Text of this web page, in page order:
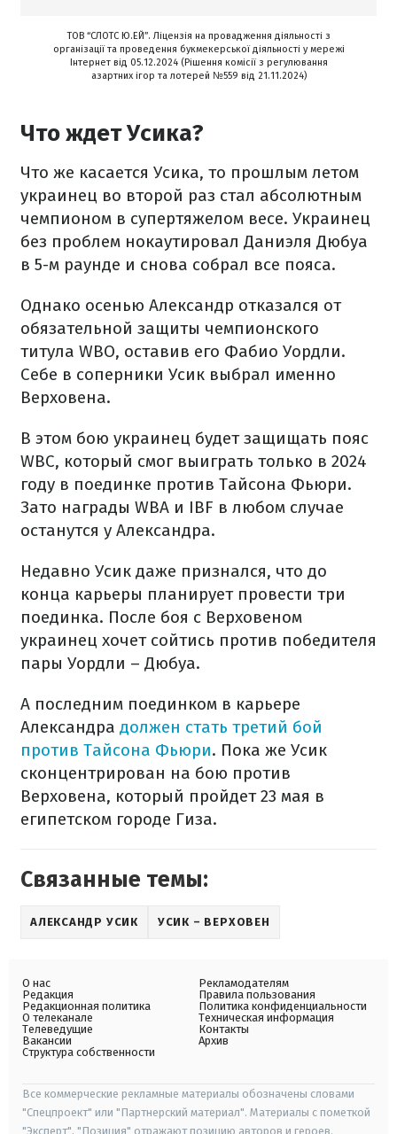
ТОВ “СЛОТС Ю.ЕЙ”. Ліцензія на провадження діяльності з
організації та проведення букмекерської діяльності у мережі
Інтернет від 05.12.2024 (Рішення комісії з регулювання
азартних ігор та лотерей №559 від 21.11.2024)
Что ждет Усика?
Что же касается Усика, то прошлым летом
украинец во второй раз стал абсолютным
чемпионом в супертяжелом весе. Украинец
без проблем нокаутировал Даниэля Дюбуа
в 5-м раунде и снова собрал все пояса.
Однако осенью Александр отказался от
обязательной защиты чемпионского
титула WBO, оставив его Фабио Уордли.
Себе в соперники Усик выбрал именно
Верховена.
В этом бою украинец будет защищать пояс
WBC, который смог выиграть только в 2024
году в поединке против Тайсона Фьюри.
Зато награды WBA и IBF в любом случае
останутся у Александра.
Недавно Усик даже признался, что до
конца карьеры планирует провести три
поединка. После боя с Верховеном
украинец хочет сойтись против победителя
пары Уордли – Дюбуа.
А последним поединком в карьере
Александра должен стать третий бой
против Тайсона Фьюри. Пока же Усик
сконцентрирован на бою против
Верховена, который пройдет 23 мая в
египетском городе Гиза.
Связанные темы:
АЛЕКСАНДР УСИК УСИК – ВЕРХОВЕН
О нас
Редакция
Редакционная политика
О телеканале
Телеведущие
Вакансии
Структура собственности
Рекламодателям
Правила пользования
Политика конфиденциальности
Техническая информация
Контакты
Архив
Все коммерческие рекламные материалы обозначены словами
"Спецпроект" или "Партнерский материал". Материалы с пометкой
"Эксперт", "Позиция" отражают позицию авторов и героев.